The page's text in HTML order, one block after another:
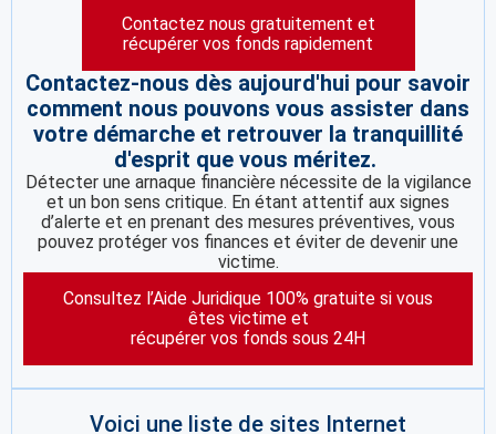
Contactez nous gratuitement et
récupérer vos fonds rapidement
Contactez-nous dès aujourd'hui pour savoir
comment nous pouvons vous assister dans
votre démarche et retrouver la tranquillité
d'esprit que vous méritez.
Détecter une arnaque financière nécessite de la vigilance
et un bon sens critique. En étant attentif aux signes
d’alerte et en prenant des mesures préventives, vous
pouvez protéger vos finances et éviter de devenir une
victime.
Consultez l’Aide Juridique 100% gratuite si vous
êtes victime et
récupérer vos fonds sous 24H
Voici une liste de sites Internet